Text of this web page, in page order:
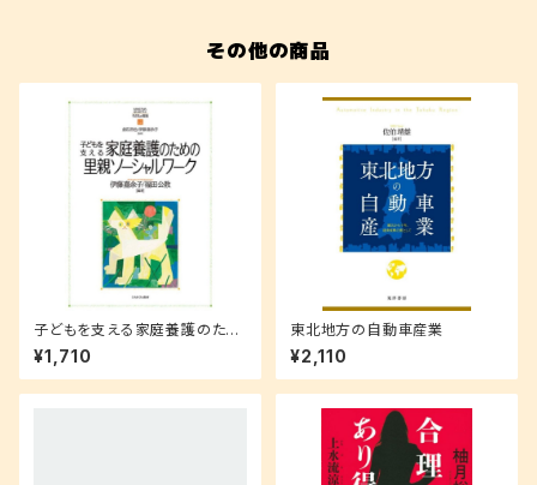
その他の商品
子どもを支える家庭養護のため
の里親ソーシャルワーク
¥1,710
東北地方の自動車産業
¥2,110